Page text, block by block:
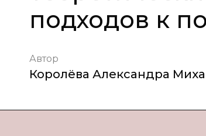
подходов к
Автор
Королёва Александра